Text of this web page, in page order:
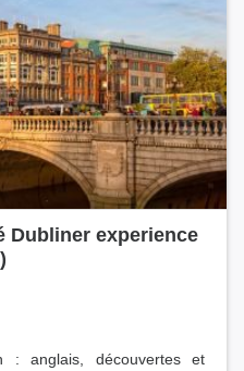
Dubliner experience
: anglais, découvertes et